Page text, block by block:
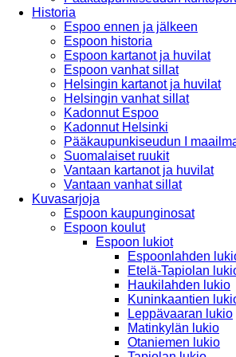
Historia
Espoo ennen ja jälkeen
Espoon historia
Espoon kartanot ja huvilat
Espoon vanhat sillat
Helsingin kartanot ja huvilat
Helsingin vanhat sillat
Kadonnut Espoo
Kadonnut Helsinki
Pääkaupunkiseudun I
Suomalaiset ruukit
Vantaan kartanot ja huvilat
Vantaan vanhat sillat
Kuvasarjoja
Espoon kaupunginosat
Espoon koulut
Espoon lukiot
Espoonlahden
Etelä-Tapiolan
Haukilahden lukio
Kuninkaantien
Leppävaaran lukio
Matinkylän lukio
Otaniemen lukio